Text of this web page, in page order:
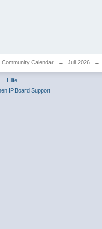
Community Calendar → Juli 2026 →
Hilfe
IP.Board Support